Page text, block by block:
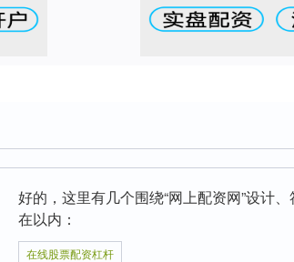
好的，这里有几个围绕“网上配资网”设计
在以内：
在线股票配资杠杆